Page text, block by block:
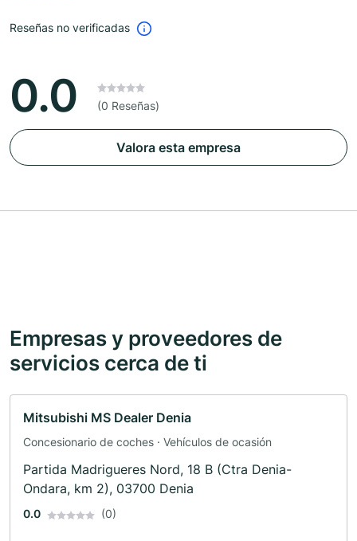
Reseñas no verificadas
0.0 (0 Reseñas)
Valora esta empresa
Empresas y proveedores de
servicios cerca de ti
Mitsubishi MS Dealer Denia
Concesionario de coches · Vehículos de ocasión
Partida Madrigueres Nord, 18 B (Ctra Denia-
Ondara, km 2), 03700 Denia
0.0 (0)